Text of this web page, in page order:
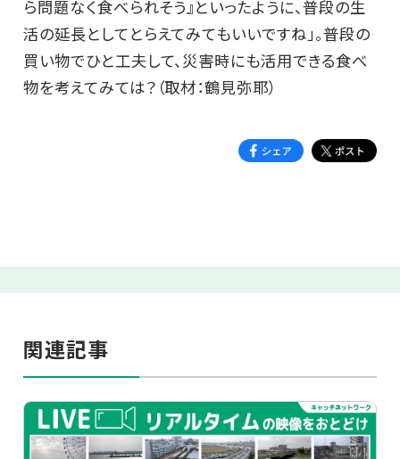
ら問題なく食べられそう』といったように、普段の生
活の延長としてとらえてみてもいいですね」。普段の
買い物でひと工夫して、災害時にも活用できる食べ
物を考えてみては？（取材：鶴見弥耶）
関連記事